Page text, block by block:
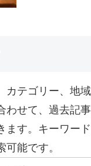
カテゴリー、地
わせて、過去記
ます。キーワー
可能です。